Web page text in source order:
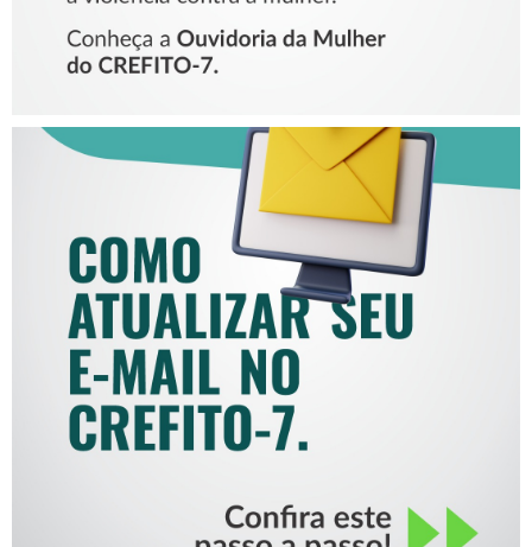
COMO ATUALIZAR SEU E-
MAIL NO CREFITO-7